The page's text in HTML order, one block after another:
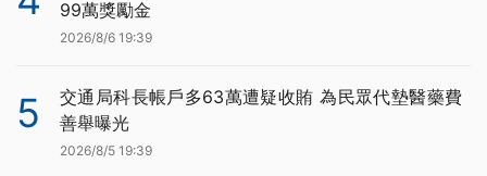
99萬獎勵金
2026/8/6 19:39
5
交通局科長帳戶多63萬遭疑收賄 為民眾代墊醫藥費
善舉曝光
2026/8/5 19:39